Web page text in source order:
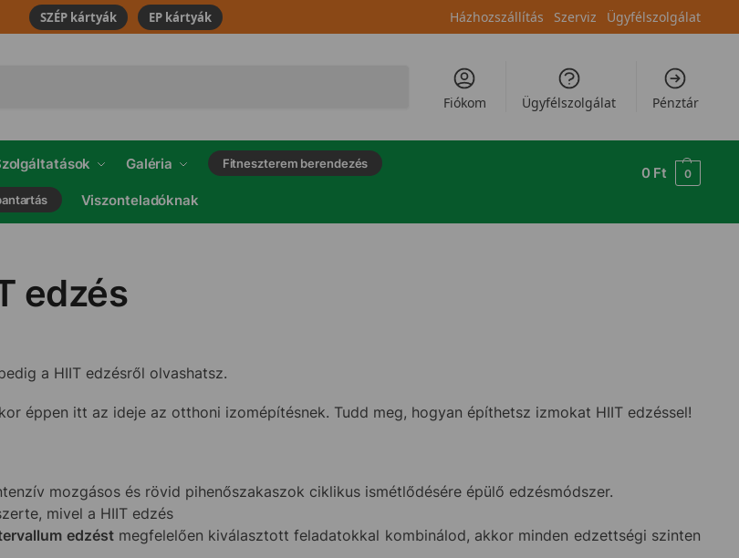
SZÉP kártyák EP kártyák Házhozszállítás Szerviz Ügyfélszolgálat
Fiókom Ügyfélszolgálat Pénztár
Galéria Fitneszterem berendezés
Viszonteladóknak
0 Ft 0
edzés
a HIIT edzésről olvashatsz.
éppen itt az ideje az otthoni izomépítésnek. Tudd meg, hogyan építhetsz izmokat HIIT edzéssel!
mozgásos és rövid pihenőszakaszok ciklikus ismétlődésére épülő edzésmódszer.
mivel a HIIT edzés
edzéstmegfelelően kiválasztott feladatokkal kombinálod, akkor minden edzettségi szinten